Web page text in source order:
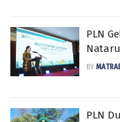
PLN
Nataru
BY
PLN